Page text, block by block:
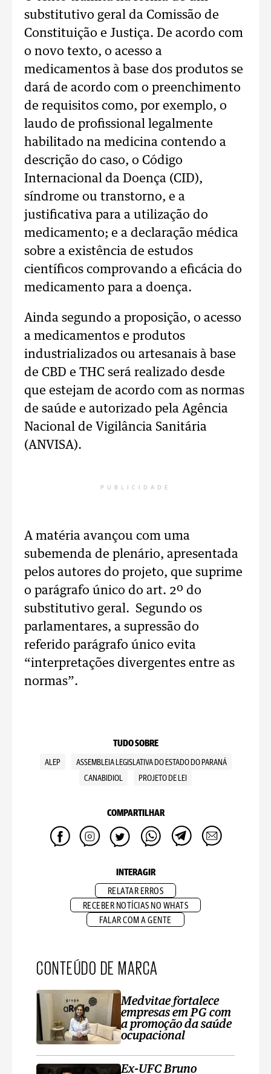
substitutivo geral da Comissão de
Constituição e Justiça. De acordo com
o novo texto, o acesso a
medicamentos à base dos produtos se
dará de acordo com o preenchimento
de requisitos como, por exemplo, o
laudo de profissional legalmente
habilitado na medicina contendo a
descrição do caso, o Código
Internacional da Doença (CID),
síndrome ou transtorno, e a
justificativa para a utilização do
medicamento; e a declaração médica
sobre a existência de estudos
científicos comprovando a eficácia do
medicamento para a doença.
Ainda segundo a proposição, o acesso
a medicamentos e produtos
industrializados ou artesanais à base
de CBD e THC será realizado desde
que estejam de acordo com as normas
de saúde e autorizado pela Agência
Nacional de Vigilância Sanitária
(ANVISA).
PUBLICIDADE
A matéria avançou com uma
subemenda de plenário, apresentada
pelos autores do projeto, que suprime
o parágrafo único do art. 2º do
substitutivo geral. Segundo os
parlamentares, a supressão do
referido parágrafo único evita
“interpretações divergentes entre as
normas”.
TUDO SOBRE
ALEP
ASSEMBLEIA LEGISLATIVA DO ESTADO DO PARANÁ
CANABIDIOL
PROJETO DE LEI
COMPARTILHAR
INTERAGIR
RELATAR ERROS
RECEBER NOTÍCIAS NO WHATS
FALAR COM A GENTE
CONTEÚDO DE MARCA
Medvitae fortalece
empresas em PG com
a promoção da saúde
ocupacional
Ex-UFC Bruno